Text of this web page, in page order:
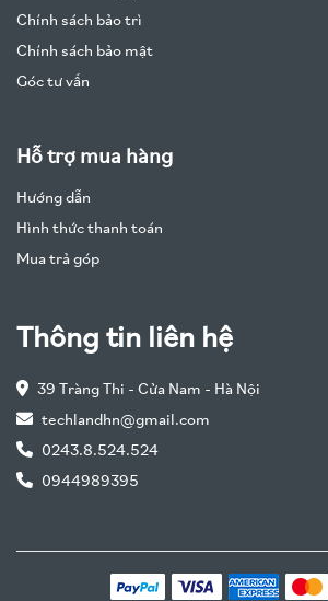
Chính sách bảo trì
Chính sách bảo mật
Góc tư vấn
Hỗ trợ mua hàng
Hướng dẫn
Hình thức thanh toán
Mua trả góp
Thông tin liên hệ
39 Tràng Thi - Cửa Nam - Hà Nội
techlandhn@gmail.com
0243.8.524.524
0944989395